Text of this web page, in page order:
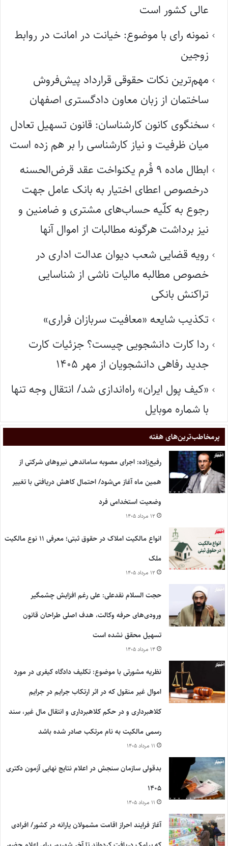
عالی کشور است
نمونه رای با موضوع: خیانت در امانت در روابط
زوجین
مهم‌ترین نکات حقوقی قرارداد پیش‌فروش
ساختمان از زبان معاون دادگستری اصفهان
سخنگوی کانون کارشناسان: قانون تسهیل تعادل
میان ظرفیت و نیاز کارشناسی را بر هم زده است
ابطال ماده ۹ فُرم یکنواخت عقد قرض‌الحسنه
درخصوص اعطای اختیار به بانک عامل جهت
رجوع به کلّیه حساب‌های مشتری و ضامنین و
نیز برداشت هرگونه مطالبات از اموال آنها
رویه قضایی شعب دیوان عدالت اداری در
خصوص مطالبه مالیات ناشی از شناسایی
تراکنش بانکی
تکذیب شایعه «معافیت سربازان فراری»
ردا کارت دانشجویی چیست؟ جزئیات کارت
جدید رفاهی دانشجویان از مهر ۱۴۰۵
«کیف پول ایران» راه‌اندازی شد/ انتقال وجه تنها
با شماره موبایل
پر‌مخاطب‌ترین‌های هفته
رفیع‌زاده: اجرای مصوبه ساماندهی نیروهای شرکتی از
همین ماه آغاز می‌شود/ احتمال کاهش دریافتی با تغییر
وضعیت استخدامی فرد
۱۲ مرداد ۱۴۰۵
انواع مالکیت املاک در حقوق ثبتی؛ معرفی ۱۱ نوع مالکیت
ملک
۱۲ مرداد ۱۴۰۵
حجت السلام نقدعلی: علی رغم افزایش چشمگیر
ورودی‌های حرفه وکالت، هدف اصلی طراحان قانون
تسهیل محقق نشده است
۱۴ مرداد ۱۴۰۵
نظریه مشورتی با موضوع: تکلیف دادگاه کیفری در مورد
اموال غیر منقول که در اثر ارتکاب جرایم در جرایم
کلاهبرداری و در حکم کلاهبرداری و انتقال مال غیر، سند
رسمی مالکیت به نام مرتکب صادر شده باشد
۱۱ مرداد ۱۴۰۵
بدقولی سازمان سنجش در اعلام نتایج نهایی آزمون دکتری
۱۴۰۵
۱۱ مرداد ۱۴۰۵
آغاز فرایند احراز اقامت مشمولان یارانه در کشور/ افرادی